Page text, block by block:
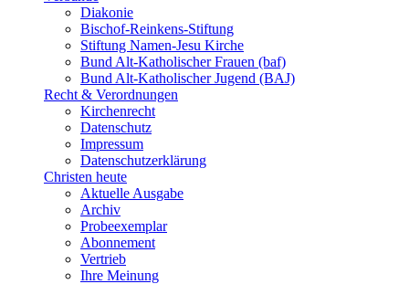
Diakonie
Bischof-Reinkens-Stiftung
Stiftung Namen-Jesu Kirche
Bund Alt-Katholischer Frauen (baf)
Bund Alt-Katholischer Jugend (BAJ)
Recht & Verordnungen
Kirchenrecht
Datenschutz
Impressum
Datenschutzerklärung
Christen heute
Aktuelle Ausgabe
Archiv
Probeexemplar
Abonnement
Vertrieb
Ihre Meinung